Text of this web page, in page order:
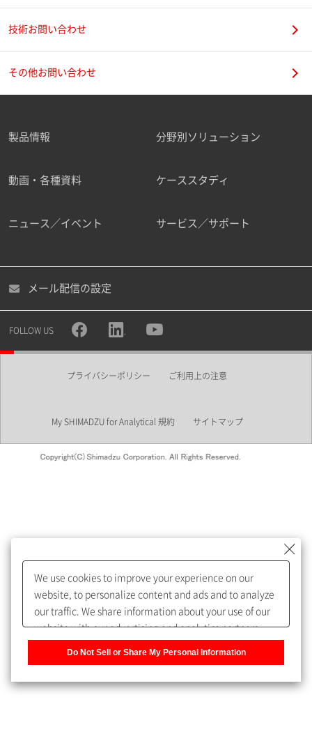
ご勤務先
職種
めします。
My SHIMADZU for Analyticalへ登録いただくと、技術情報や
取扱説明書・Webinarなどの閲覧ができます。
うになります。
技術お問い合わせ
その他お問い合わせ
製品情報 分野別ソリューション
動画・各種資料 ケーススタディ
ニュース／イベント サービス／サポート
メール配信の設定
FOLLOW US
プライバシーポリシー ご利用上の注意
My SHIMADZU for Analytical 規約 サイトマップ
We use cookies to improve your experience on our
website, to personalize content and ads and to analyze
our traffic. We share information about your use of our
website with our advertising and analytics partners,
Do Not Sell or Share My Personal Information